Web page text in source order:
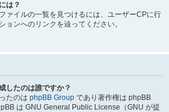
は？
ァイルの一覧を見つけるには、ユーザーCPに行
ョンへのリンクを辿ってください。
したのは誰ですか？
たのは phpBB Group であり著作権は phpBB
は GNU General Public License（GNU が提